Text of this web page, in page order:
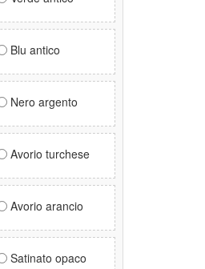
Blu antico
Nero argento
Avorio turchese
Avorio arancio
Satinato opaco